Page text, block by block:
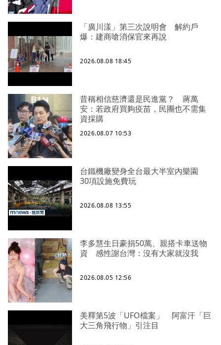
「廣川漾」第三次說明會 解約戶
爆：建商嗆消保官來再說
2026.08.08 18:45
昔稱相信慈濟還是民進黨？ 蔣萬
安：若政府買夠疫苗，民團也不需集
資採購
2026.08.07 10:53
台鐵機廠變身全台最大半室內樂園
30項設施免費玩
2026.08.08 13:55
李多慧生日豪捐50萬、親搭卡車送物
資 感性謝台灣：沒有大家就沒我
2026.08.05 12:56
美釋第5波「UFO檔案」 阿富汗「巨
大三角飛行物」引注目